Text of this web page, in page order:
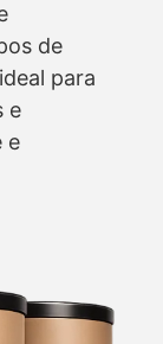
de
para
e
e